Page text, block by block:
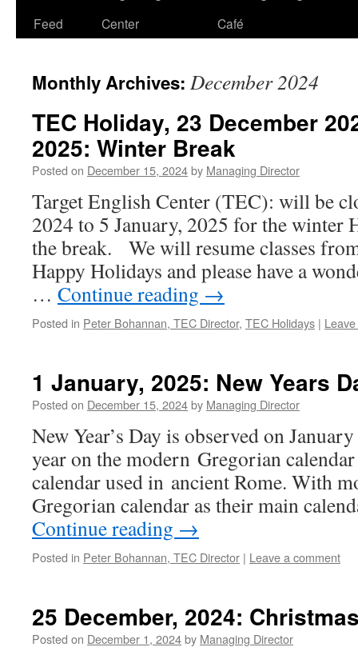
Feed
Center
Café
Monthly Archives: December 2024
TEC Holiday, 23 December
2025: Winter Break
Posted on December 15, 2024by Managing Director
Target English Center (TEC): will be
2024 to 5 January, 2025 for the winter
the break. We will resume classes
Happy Holidays and please have a
… Continue reading →
Posted in Peter Bohannan, TEC Director, TEC Holidays |
1 January, 2025: New Years
Posted on December 15, 2024by Managing Director
New Year’s Day is observed on
year on the modern Gregorian
calendar used in ancient Rome. With
Gregorian calendar as their main
Continue reading →
Posted in Peter Bohannan, TEC Director | Leave a comment
25 December, 2024:
Posted on December 1, 2024by Managing Director